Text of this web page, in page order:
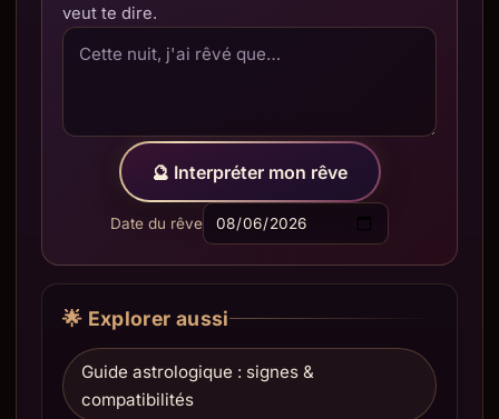
veut te dire.
🔮 Interpréter mon rêve
Date du rêve
🌟 Explorer aussi
Guide astrologique : signes &
compatibilités